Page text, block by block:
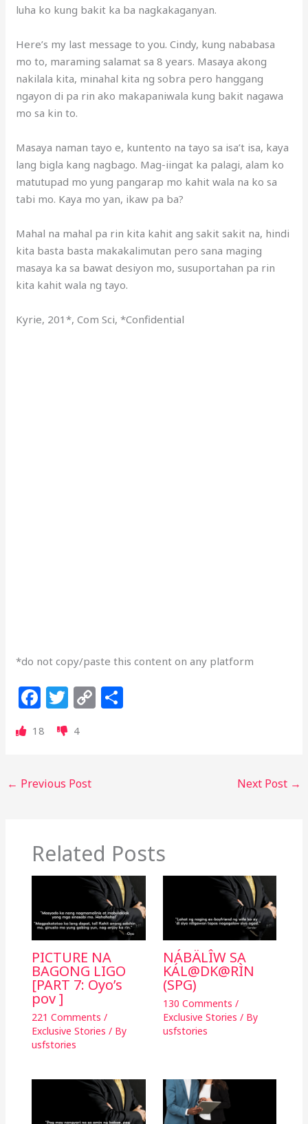
luha ko kung bakit ka ba nagkakaganyan.
Here’s my last message to you. Cindy, kung nababasa
mo to, maraming salamat sa 8 years. Masaya akong
nakilala kita, minahal kita ng sobra pero hanggang
ngayon di pa rin ako makapaniwala kung bakit nagawa
mo sa kin to.
Masaya naman tayo e, kuntento na tayo sa isa’t isa, kaya
lang bigla kang nagbago. Mag-iingat ka palagi, alam ko
matutupad mo yung pangarap mo kahit wala na ko sa
tabi mo. Kaya mo yan, ikaw pa ba?
Mahal na mahal pa rin kita kahit ang sakit sakit na, hindi
kita basta basta makakalimutan pero sana maging
masaya ka sa bawat desiyon mo, susuportahan pa rin
kita kahit wala ng tayo.
Kyrie, 201*, Com Sci, *Confidential
*do not copy/paste this content on any platform
F
a
c
b
k
T
w
itt
r
C
o
18 4
← Previous Post Next Post →
Related Posts
PICTURE NA
BAGONG LIGO
[PART 7: Oyo’s
pov ]
221 Comments /
Exclusive Stories / By
usfstories
NÁBÄLÎW SA
KÁL@DK@RÌN
(SPG)
130 Comments /
Exclusive Stories / By
usfstories